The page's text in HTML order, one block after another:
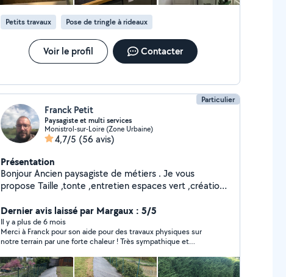
Petits travaux Pose de tringle à rideaux
Voir le profil Contacter
Particulier
Franck Petit
Paysagiste et multi services
Monistrol-sur-Loire (Zone Urbaine)
4,7/5 (56 avis)
Présentation
Bonjour Ancien paysagiste de métiers . Je vous
propose Taille ,tonte ,entretien espaces vert ,création
mais également petits travaux d'intérieur ou
d'extérieure .Réponse rapide et sérieuse.
Dernier avis laissé par Margaux : 5/5
Il y a plus de 6 mois
Merci à Franck pour son aide pour des travaux physiques sur
notre terrain par une forte chaleur ! Très sympathique et